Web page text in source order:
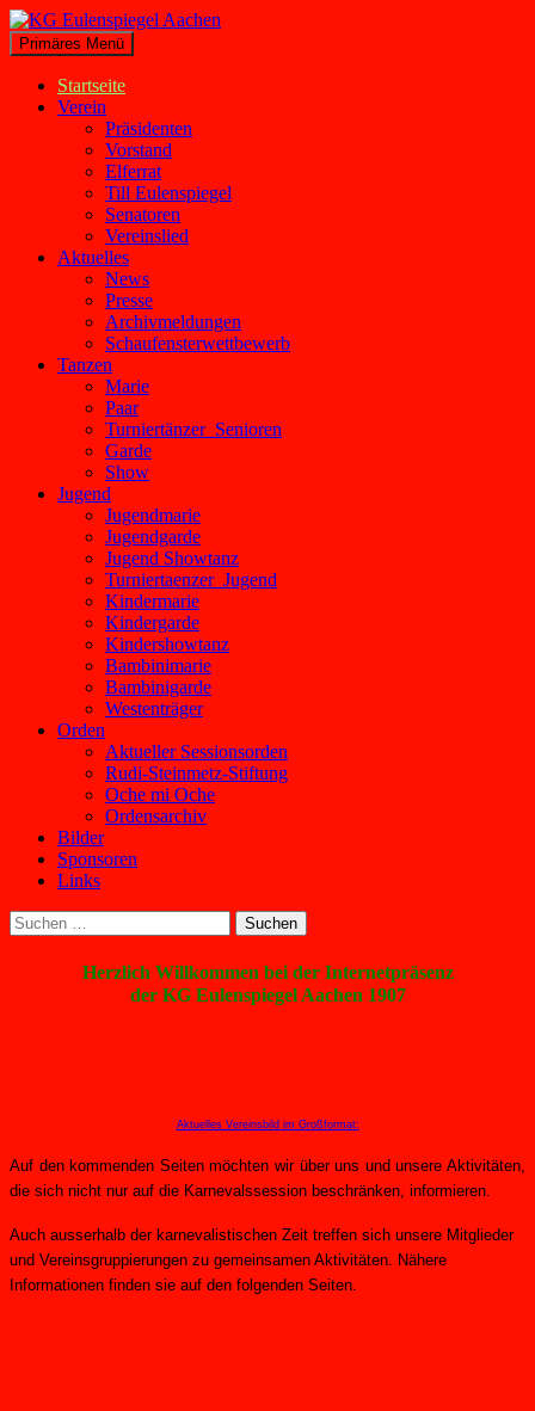
Zum
Inhalt
springen
KG Eulenspiegel Aachen
Suchen
Primäres Menü
Startseite
Verein
Präsidenten
Vorstand
Elferrat
Till Eulenspiegel
Senatoren
Vereinslied
Aktuelles
News
Presse
Archivmeldungen
Schaufensterwettbewerb
Tanzen
Marie
Paar
Turniertänzer_Senioren
Garde
Show
Jugend
Jugendmarie
Jugendgarde
Jugend Showtanz
Turniertaenzer_Jugend
Kindermarie
Kindergarde
Kindershowtanz
Bambinimarie
Bambinigarde
Westenträger
Orden
Aktueller Sessionsorden
Rudi-Steinmetz-Stiftung
Oche mi Oche
Ordensarchiv
Bilder
Sponsoren
Links
Suchen
nach:
Herzlich Willkommen bei der Internetpräsenz
der KG Eulenspiegel Aachen 1907
Aktuelles Vereinsbild im Großformat:
Auf den kommenden Seiten möchten wir über uns und unsere Aktivitäten,
die sich nicht nur auf die Karnevalssession beschränken, informieren.
Auch ausserhalb der karnevalistischen Zeit treffen sich unsere Mitglieder
und Vereinsgruppierungen zu gemeinsamen Aktivitäten. Nähere
Informationen finden sie auf den folgenden Seiten.